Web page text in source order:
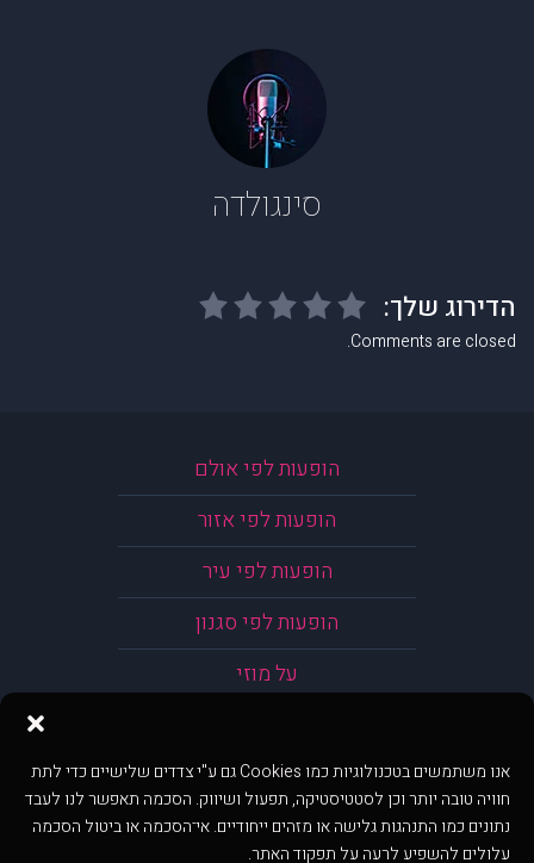
אנו משתמשים בטכנולוגיות כמו Cookies גם ע"י צדדים שלישיים כדי לתת
חוויה טובה יותר וכן לסטטיסטיקה, תפעול ושיווק. הסכמה תאפשר לנו לעבד
נתונים כמו התנהגות גלישה או מזהים ייחודיים. אי־הסכמה או ביטול הסכמה
עלולים להשפיע לרעה על תפקוד האתר.
סינגולדה
Comments are closed.
הופעות לפי אולם
הופעות לפי אזור
הופעות לפי עיר
הופעות לפי סגנון
על מוזי